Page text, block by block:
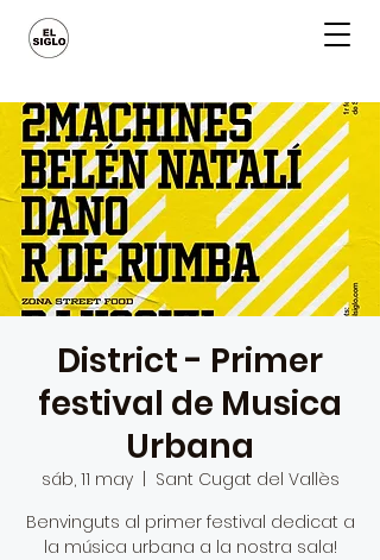
District - Primer
festival de Musica
Urbana
sáb, 11 may
  |
Sant Cugat del Vallès
Benvinguts al primer festival dedicat a
la música urbana a la nostra sala!